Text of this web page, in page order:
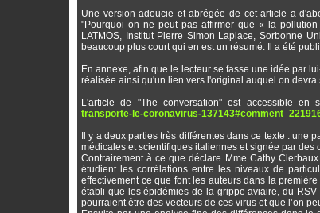
Une version adoucie et abrégée de cet article a
"Pourquoi on ne peut pas affirmer que « la
LATMOS, Institut Pierre Simon Laplace, Sorbonne
beaucoup plus court qui en est un résumé. Il a été
En annexe, afin que le lecteur se fasse une idée par
réalisée ainsi qu'un lien vers l'original auquel on devra
L'article de "The conversation" est accessible en
transporte-le-coronavirus-
Il y a deux parties très différentes dans ce texte :
médicales et scientifiques italiennes et signée par des
Contrairement à ce que déclare Mme Cathy
étudient les corrélations entre les niveaux de
effectivement ce que font les auteurs dans la
établi que les épidémies de la grippe aviaire, du
pourraient être des vecteurs de ces virus et que l’on